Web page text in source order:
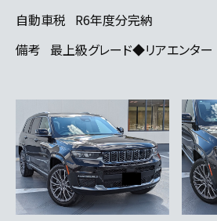
自動車税 R6年度分完納
備考 最上級グレード◆リアエンター